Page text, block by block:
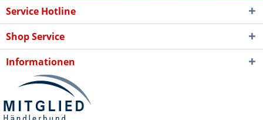
Service Hotline
Shop Service
Informationen